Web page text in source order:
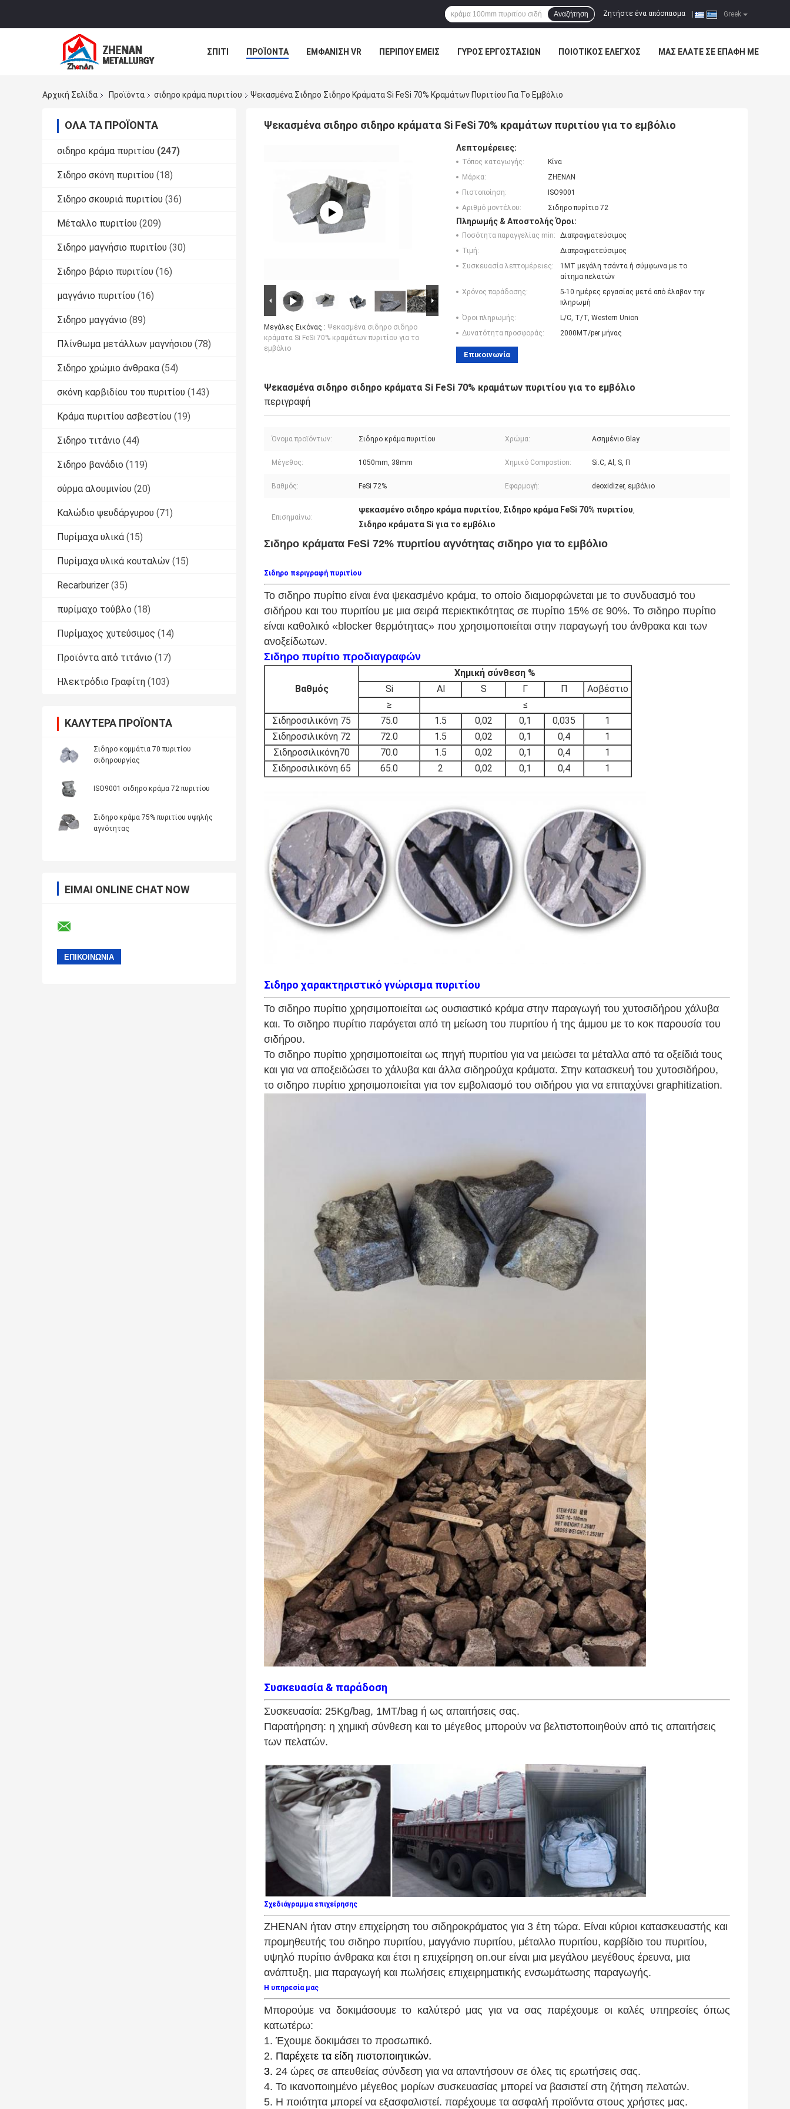
Greek
Ζητήστε ένα απόσπασμα
Αναζήτηση
ΣΠΊΤΙ ΠΡΟΪΌΝΤΑ ΕΜΦΆΝΙΣΗ VR ΠΕΡΊΠΟΥ ΕΜΕΊΣ ΓΎΡΟΣ ΕΡΓΟΣΤΑΣΊΩΝ ΠΟΙΟΤΙΚΌΣ ΈΛΕΓΧΟΣ ΜΑΣ ΕΛΆΤΕ ΣΕ ΕΠΑΦΉ ΜΕ
Αρχική Σελίδα
Προϊόντα σιδηρο κράμα πυριτίου Ψεκασμένα Σιδηρο Σιδηρο Κράματα Si FeSi 70% Κραμάτων Πυριτίου Για Το Εμβόλιο
ΌΛΑ ΤΑ ΠΡΟΪΌΝΤΑ
σιδηρο κράμα πυριτίου (247)
Σιδηρο σκόνη πυριτίου (18)
Σιδηρο σκουριά πυριτίου (36)
Μέταλλο πυριτίου (209)
Σιδηρο μαγνήσιο πυριτίου (30)
Σιδηρο βάριο πυριτίου (16)
μαγγάνιο πυριτίου (16)
Σιδηρο μαγγάνιο (89)
Πλίνθωμα μετάλλων μαγνήσιου (78)
Σιδηρο χρώμιο άνθρακα (54)
σκόνη καρβιδίου του πυριτίου (143)
Κράμα πυριτίου ασβεστίου (19)
Σιδηρο τιτάνιο (44)
Σιδηρο βανάδιο (119)
σύρμα αλουμινίου (20)
Καλώδιο ψευδάργυρου (71)
Πυρίμαχα υλικά (15)
Πυρίμαχα υλικά κουταλών (15)
Recarburizer (35)
πυρίμαχο τούβλο (18)
Πυρίμαχος χυτεύσιμος (14)
Προϊόντα από τιτάνιο (17)
Ηλεκτρόδιο Γραφίτη (103)
ΚΑΛΎΤΕΡΑ ΠΡΟΪΌΝΤΑ
Σιδηρο κομμάτια 70 πυριτίου
σιδηρουργίας
ISO9001 σιδηρο κράμα 72 πυριτίου
Σιδηρο κράμα 75% πυριτίου υψηλής
αγνότητας
ΕΊΜΑΙ ONLINE CHAT NOW
Ψεκασμένα σιδηρο σιδηρο κράματα Si FeSi 70% κραμάτων πυριτίου για το εμβόλιο
Μεγάλες Εικόνας : Ψεκασμένα σιδηρο σιδηρο
κράματα Si FeSi 70% κραμάτων πυριτίου για το
εμβόλιο
Λεπτομέρειες:
Τόπος καταγωγής:
Κίνα
Μάρκα:
ZHENAN
Πιστοποίηση:
ISO9001
Αριθμό μοντέλου:
Σιδηρο πυρίτιο 72
Πληρωμής & Αποστολής Όροι:
Ποσότητα παραγγελίας min:
Διαπραγματεύσιμος
Τιμή:
Διαπραγματεύσιμος
Συσκευασία λεπτομέρειες:
1MT μεγάλη τσάντα ή σύμφωνα με το
αίτημα πελατών
Χρόνος παράδοσης:
5-10 ημέρες εργασίας μετά από έλαβαν την
πληρωμή
Όροι πληρωμής:
L/C, T/T, Western Union
Δυνατότητα προσφοράς:
2000MT/per μήνας
Επικοινωνία
Ψεκασμένα σιδηρο σιδηρο κράματα Si FeSi 70% κραμάτων πυριτίου για το εμβόλιο
περιγραφή
Όνομα προϊόντων: Σιδηρο κράμα πυριτίου Χρώμα: Ασημένιο Glay
Μέγεθος: 1050mm, 38mm Χημικό Compostion: Si.C, Al, S, Π
Βαθμός: FeSi 72% Εφαρμογή: deoxidizer, εμβόλιο
Επισημαίνω:
ψεκασμένο σιδηρο κράμα πυριτίου, Σιδηρο κράμα FeSi 70% πυριτίου,
Σιδηρο κράματα Si για το εμβόλιο
Σιδηρο κράματα FeSi 72% πυριτίου αγνότητας σιδηρο για το εμβόλιο
Σιδηρο περιγραφή πυριτίου
Το σιδηρο πυρίτιο είναι ένα ψεκασμένο κράμα, το οποίο διαμορφώνεται με το συνδυασμό του
σιδήρου και του πυριτίου με μια σειρά περιεκτικότητας σε πυρίτιο 15% σε 90%. Το σιδηρο πυρίτιο
είναι καθολικό «blocker θερμότητας» που χρησιμοποιείται στην παραγωγή του άνθρακα και των
ανοξείδωτων.
Σιδηρο πυρίτιο προδιαγραφών
Βαθμός
Χημική σύνθεση %
Si
Al S Γ Π
Ασβέστιο
≥
≤
Σιδηροσιλικόνη 75
75.0 1.5 0,02 0,1 0,035
1
Σιδηροσιλικόνη 72 72.0 1.5 0,02 0,1 0,4
1
Σιδηροσιλικόνη70 70.0 1.5 0,02 0,1 0,4
1
Σιδηροσιλικόνη 65 65.0 2 0,02 0,1 0,4 1
Σιδηρο χαρακτηριστικό γνώρισμα πυριτίου
Το σιδηρο πυρίτιο χρησιμοποιείται ως ουσιαστικό κράμα στην παραγωγή του χυτοσιδήρου χάλυβα
και. Το σιδηρο πυρίτιο παράγεται από τη μείωση του πυριτίου ή της άμμου με το κοκ παρουσία του
σιδήρου.
Το σιδηρο πυρίτιο χρησιμοποιείται ως πηγή πυριτίου για να μειώσει τα μέταλλα από τα οξείδιά τους
και για να αποξειδώσει το χάλυβα και άλλα σιδηρούχα κράματα. Στην κατασκευή του χυτοσιδήρου,
το σιδηρο πυρίτιο χρησιμοποιείται για τον εμβολιασμό του σιδήρου για να επιταχύνει graphitization.
Συσκευασία & παράδοση
Συσκευασία: 25Kg/bag, 1MT/bag ή ως απαιτήσεις σας.
Παρατήρηση: η χημική σύνθεση και το μέγεθος μπορούν να βελτιστοποιηθούν από τις απαιτήσεις
των πελατών.
Σχεδιάγραμμα επιχείρησης
ZHENAN ήταν στην επιχείρηση του σιδηροκράματος για 3 έτη τώρα. Είναι κύριοι κατασκευαστής και
προμηθευτής του σιδηρο πυριτίου, μαγγάνιο πυριτίου, μέταλλο πυριτίου, καρβίδιο του πυριτίου,
υψηλό πυρίτιο άνθρακα και έτσι η επιχείρηση on.our είναι μια μεγάλου μεγέθους έρευνα, μια
ανάπτυξη, μια παραγωγή και πωλήσεις επιχειρηματικής ενσωμάτωσης παραγωγής.
Η υπηρεσία μας
Μπορούμε να δοκιμάσουμε το καλύτερό μας για να σας παρέχουμε οι καλές υπηρεσίες όπως
κατωτέρω:
1. Έχουμε δοκιμάσει το προσωπικό.
2. Παρέχετε τα είδη πιστοποιητικών.
3. 24 ώρες σε απευθείας σύνδεση για να απαντήσουν σε όλες τις ερωτήσεις σας.
4. Το ικανοποιημένο μέγεθος μορίων συσκευασίας μπορεί να βασιστεί στη ζήτηση πελατών.
5. Η ποιότητα μπορεί να εξασφαλιστεί. παρέχουμε τα ασφαλή προϊόντα στους χρήστες μας.